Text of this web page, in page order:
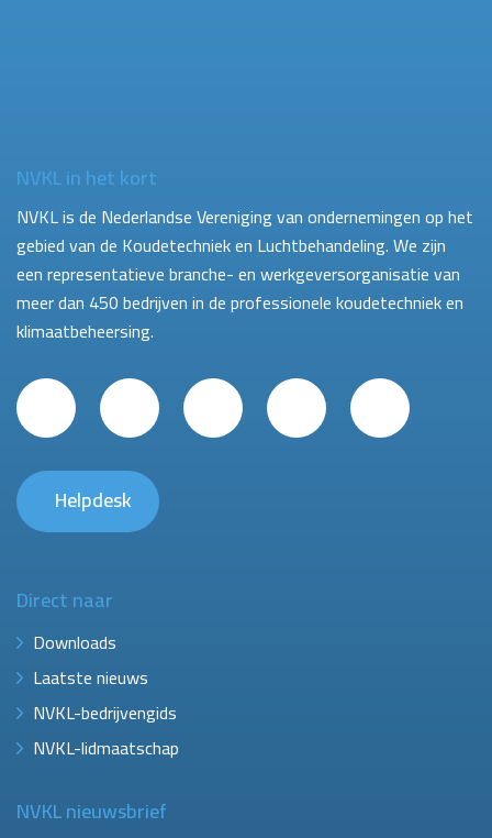
NVKL in het kort
NVKL is de Nederlandse Vereniging van ondernemingen op het
gebied van de Koudetechniek en Luchtbehandeling. We zijn
een representatieve branche- en werkgeversorganisatie van
meer dan 450 bedrijven in de professionele koudetechniek en
klimaatbeheersing.
Helpdesk
Direct naar
Downloads
Laatste nieuws
NVKL-bedrijvengids
NVKL-lidmaatschap
NVKL nieuwsbrief